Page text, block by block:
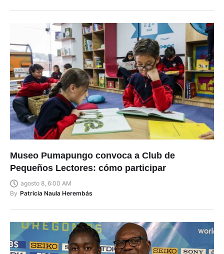
Museo Pumapungo convoca a Club de
Pequeños Lectores: cómo participar
agosto 8, 6:00 AM
By Patricia Naula Herembás